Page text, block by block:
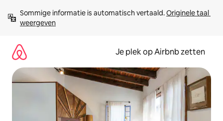
direct
naar
Sommige informatie is automatisch vertaald. Originele taal
weergeven
Je plek op Airbnb zetten